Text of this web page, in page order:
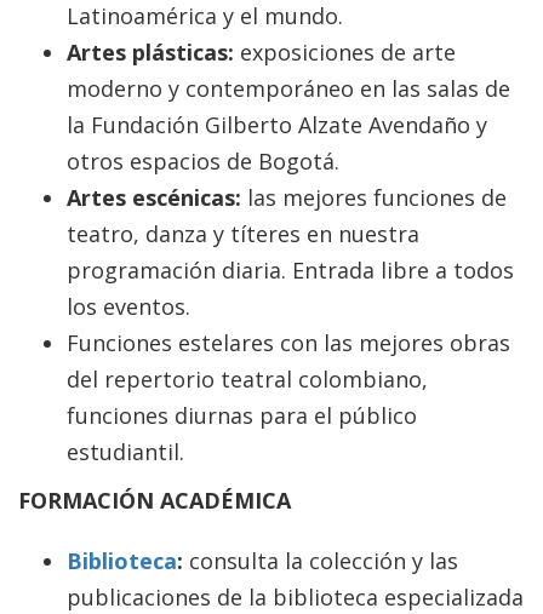
Latinoamérica y el mundo.
Artes plásticas: exposiciones de arte
moderno y contemporáneo en las salas de
la Fundación Gilberto Alzate Avendaño y
otros espacios de Bogotá.
Artes escénicas: las mejores funciones de
teatro, danza y títeres en nuestra
programación diaria. Entrada libre a todos
los eventos.
Funciones estelares con las mejores obras
del repertorio teatral colombiano,
funciones diurnas para el público
estudiantil.
FORMACIÓN ACADÉMICA
Biblioteca: consulta la colección y las
publicaciones de la biblioteca especializada